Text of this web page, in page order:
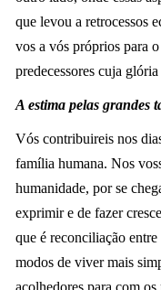
que levou a retrocessos
vos a vós próprios para
predecessores cuja
A estima pelas grandes
Vós contribuireis nos
família humana. Nos
humanidade, por se
exprimir e de fazer
que é reconciliação
modos de viver mais
acolhedores para com